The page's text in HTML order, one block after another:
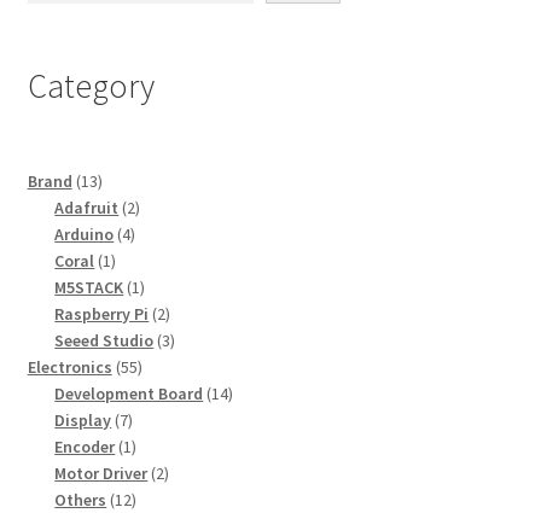
Category
Brand 1313
สินค้า
Adafruit 22
Arduino 44
Coral 11
สินค้า
M5STACK 11
สินค้า
Raspberry Pi 22
สินค้า
Seeed Studio 33
Electronics 5555
สินค้า
Development Board 1414
Display 77
สินค้า
Encoder 11
สินค้า
Motor Driver 22
Others 1212